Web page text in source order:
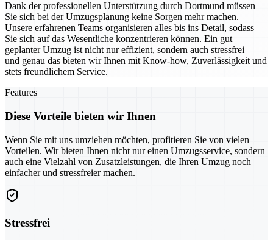
Dank der professionellen Unterstützung durch Dortmund müssen
Sie sich bei der Umzugsplanung keine Sorgen mehr machen.
Unsere erfahrenen Teams organisieren alles bis ins Detail, sodass
Sie sich auf das Wesentliche konzentrieren können. Ein gut
geplanter Umzug ist nicht nur effizient, sondern auch stressfrei –
und genau das bieten wir Ihnen mit Know-how, Zuverlässigkeit und
stets freundlichem Service.
Features
Diese Vorteile bieten wir Ihnen
Wenn Sie mit uns umziehen möchten, profitieren Sie von vielen
Vorteilen. Wir bieten Ihnen nicht nur einen Umzugsservice, sondern
auch eine Vielzahl von Zusatzleistungen, die Ihren Umzug noch
einfacher und stressfreier machen.
Stressfrei